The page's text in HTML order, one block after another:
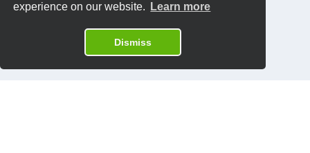
experience on our website.
Learn more
Dismiss